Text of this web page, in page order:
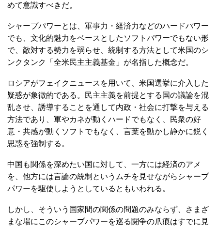
めて意識すべきだ。
シャープパワーとは、軍事力・経済力などのハードパワー
でも、文化的魅力をベースとしたソフトパワーでもない形
で、敵対する勢力を弱らせ、統制する方法として米国のシ
ンクタンク「全米民主主義基金」が名指した概念だ。
ロシアがフェイクニュースを用いて、米国選挙に介入した
疑惑が象徴的である。民主主義を前提とする国の議論を混
乱させ、誘導することを通して内政・社会に打撃を与える
方法であり、軍やカネが動くハードでもなく、民衆の好
意・共感が動くソフトでもなく、言葉を動かし静かに鋭く
思惑を強制する。
中国も関係を深めたい国に対して、一方には経済のアメ
を、他方には言論の統制というムチを見せながらシャープ
パワーを駆使しようとしているともいわれる。
しかし、そういう国家間の関係の問題のみならず、さまざ
まな場にこのシャープパワーを巡る闘争の爪痕はすでに見